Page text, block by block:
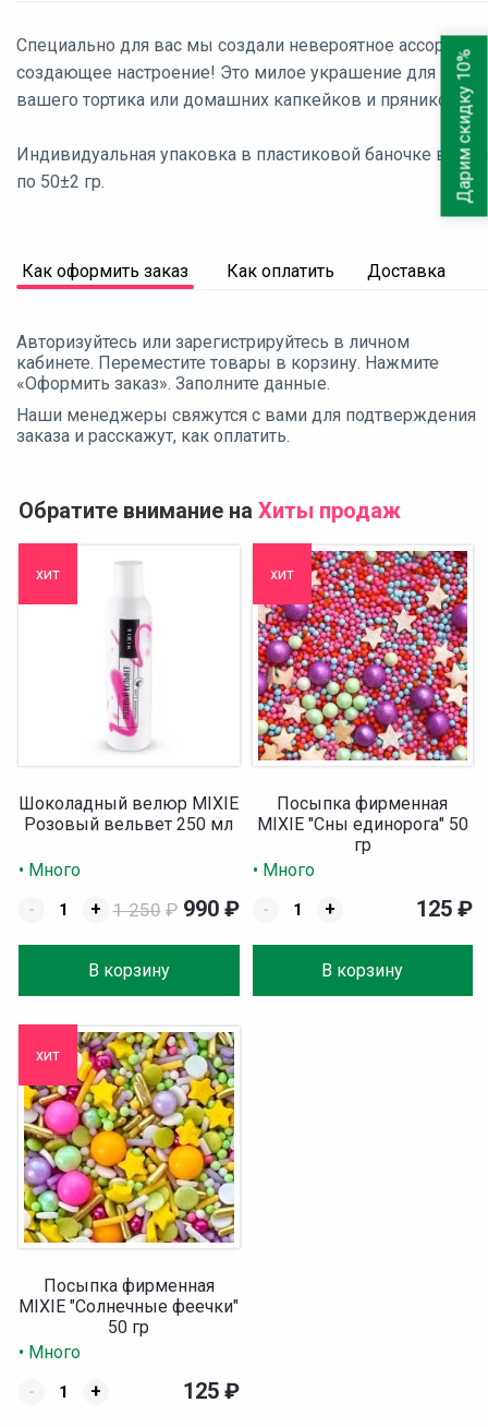
Специально для вас мы создали невероятное ассорти,
создающее настроение! Это милое украшение для
вашего тортика или домашних капкейков и пряников.
Индивидуальная упаковка в пластиковой баночке весом
по 50±2 гр.
Как оформить заказ Как оплатить Доставка
Авторизуйтесь или зарегистрируйтесь в личном
кабинете. Переместите товары в корзину. Нажмите
«Оформить заказ». Заполните данные.
Наши менеджеры свяжутся с вами для подтверждения
заказа и расскажут, как оплатить.
Обратите внимание на Хиты продаж
хит
Шоколадный велюр MIXIE
Розовый вельвет 250 мл
• Много
-
+
В корзину
1 250 ₽ 990 ₽
хит
Посыпка фирменная
MIXIE "Сны единорога" 50
гр
• Много
-
+
В корзину
125 ₽
хит
Посыпка фирменная
MIXIE "Солнечные феечки"
50 гр
• Много
-
+ 125 ₽
Дарим скидку 10%